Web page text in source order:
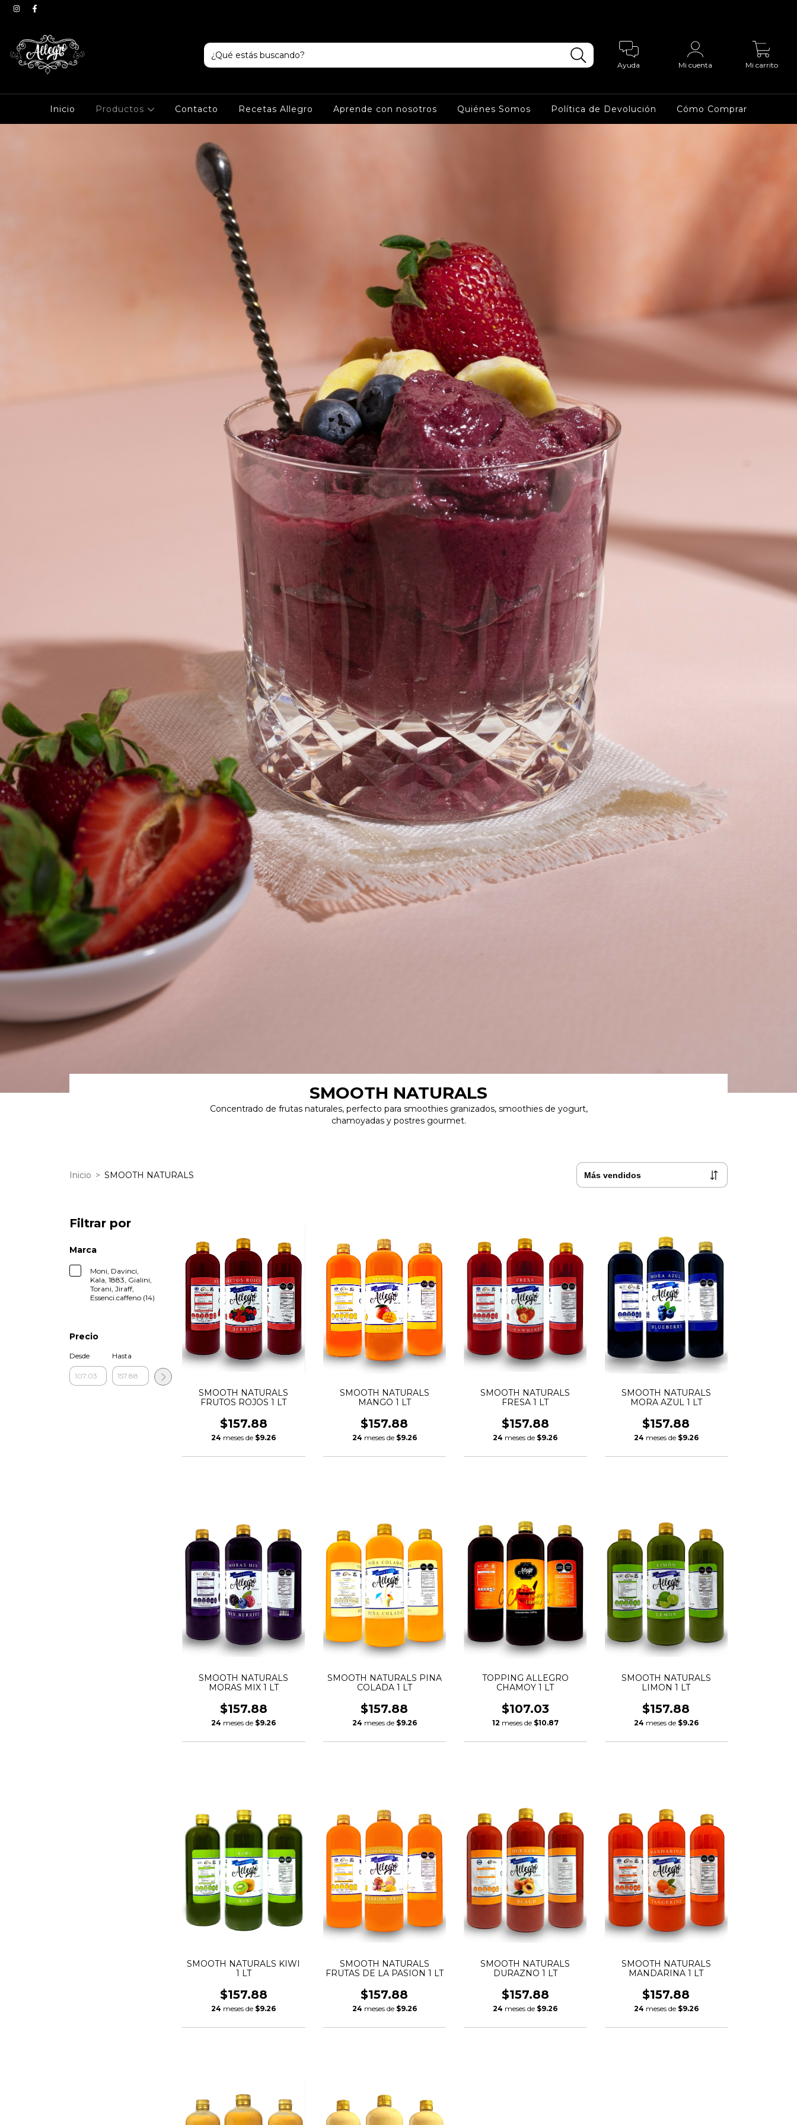
Ayuda Mi cuenta Mi carrito
Inicio Productos Contacto Recetas Allegro Aprende con nosotros Quiénes Somos Política de Devolución Cómo Comprar
SMOOTH NATURALS
Concentrado de frutas naturales, perfecto para smoothies granizados, smoothies de yogurt,
chamoyadas y postres gourmet.
Inicio > SMOOTH NATURALS
Filtrar por
Marca
Moni, Davinci,
Kala, 1883, Gialini,
Torani, Jiraff,
Essenci.caffeno (14)
Precio
Desde Hasta
SMOOTH NATURALS
FRUTOS ROJOS 1 LT
$157.88
24 meses de $9.26
SMOOTH NATURALS
MANGO 1 LT
$157.88
24 meses de $9.26
SMOOTH NATURALS
FRESA 1 LT
$157.88
24 meses de $9.26
SMOOTH NATURALS
MORA AZUL 1 LT
$157.88
24 meses de $9.26
SMOOTH NATURALS
MORAS MIX 1 LT
$157.88
24 meses de $9.26
SMOOTH NATURALS PINA
COLADA 1 LT
$157.88
24 meses de $9.26
TOPPING ALLEGRO
CHAMOY 1 LT
$107.03
12 meses de $10.87
SMOOTH NATURALS
LIMON 1 LT
$157.88
24 meses de $9.26
SMOOTH NATURALS KIWI
1 LT
$157.88
24 meses de $9.26
SMOOTH NATURALS
FRUTAS DE LA PASION 1 LT
$157.88
24 meses de $9.26
SMOOTH NATURALS
DURAZNO 1 LT
$157.88
24 meses de $9.26
SMOOTH NATURALS
MANDARINA 1 LT
$157.88
24 meses de $9.26